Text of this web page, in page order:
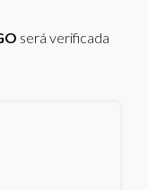
será verificada